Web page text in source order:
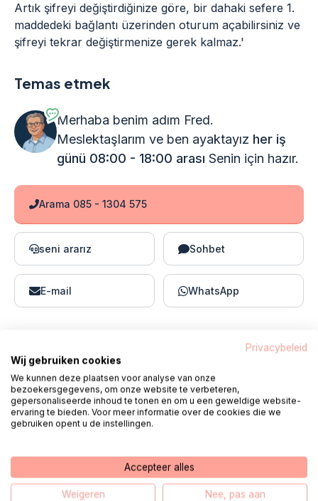
Artık şifreyi değiştirdiğinize göre, bir dahaki sefere 1.
maddedeki bağlantı üzerinden oturum açabilirsiniz ve
şifreyi tekrar değiştirmenize gerek kalmaz.'
Temas etmek
Merhaba benim adım Fred.
Meslektaşlarım ve ben ayaktayız her iş
günü 08:00 - 18:00 arası Senin için hazır.
Arama 085 - 1304 575
seni ararız Sohbet
E-mail WhatsApp
Pluriform hakkında sık sorulan sorular
Pluriform'da ne yapabilirim?
Privacybeleid
Wij gebruiken cookies
We kunnen deze plaatsen voor analyse van onze
bezoekersgegevens, om onze website te verbeteren,
gepersonaliseerde inhoud te tonen en om u een geweldige website-
ervaring te bieden. Voor meer informatie over de cookies die we
gebruiken opent u de instellingen.
Accepteer alles
Weigeren Nee, pas aan